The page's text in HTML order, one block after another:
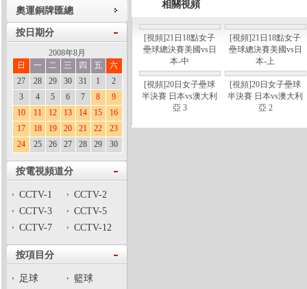
奧運銅牌匯總
按日期分
2008年8月
日
一 二 三 四 五
六
27
28 29 30 31 1
2
3
4 5 6 7 8
9
10
11 12 13 14 15
16
17
18 19 20 21 22
23
24
25 26 27 28 29 30
按電視頻道分
CCTV-1
CCTV-2
CCTV-3
CCTV-5
CCTV-7
CCTV-12
按項目分
足球
籃球
相關視頻
[視頻]21日18點女子
壘球總決賽美國vs日
本-中
[視頻]21日18點女子
壘球總決賽美國vs日
本-上
[視頻]20日女子壘球
半決賽 日本vs澳大利
亞 3
[視頻]20日女子壘球
半決賽 日本vs澳大利
亞 2